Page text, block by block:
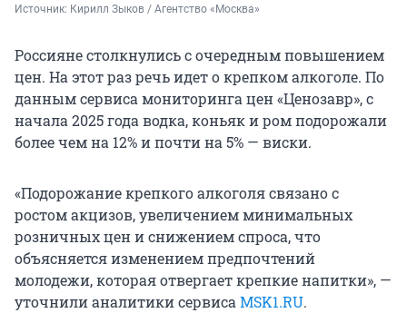
Источник: Кирилл Зыков / Агентство «Москва»
Россияне столкнулись с очередным повышением
цен. На этот раз речь идет о крепком алкоголе. По
данным сервиса мониторинга цен «Ценозавр», с
начала 2025 года водка, коньяк и ром подорожали
более чем на 12% и почти на 5% — виски.
«Подорожание крепкого алкоголя связано с
ростом акцизов, увеличением минимальных
розничных цен и снижением спроса, что
объясняется изменением предпочтений
молодежи, которая отвергает крепкие напитки», —
уточнили аналитики сервиса MSK1.RU.